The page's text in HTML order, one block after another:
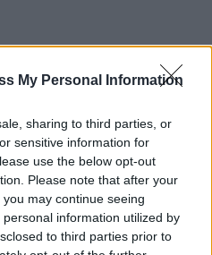
My Personal Information
sharing to third parties, or
sensitive information for
use the below opt-out
Please note that after your
may continue seeing
information utilized by
to third parties prior to